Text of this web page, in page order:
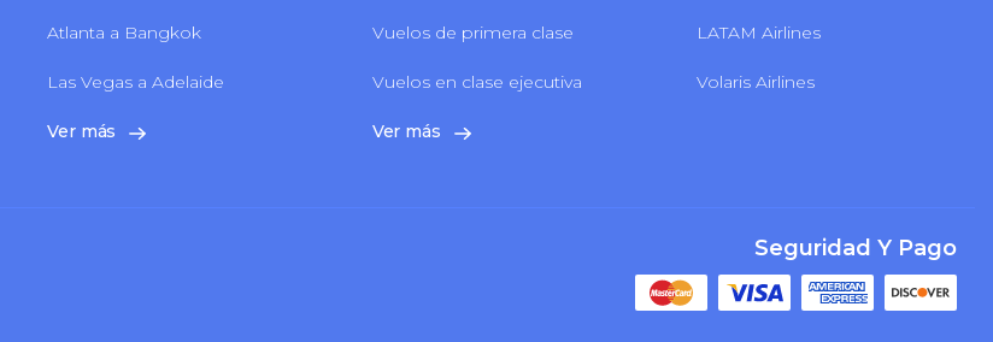
Atlanta a Bangkok
Las Vegas a Adelaide
Ver más
Vuelos de primera clase
Vuelos en clase ejecutiva
Ver más
LATAM Airlines
Volaris Airlines
Seguridad Y Pago